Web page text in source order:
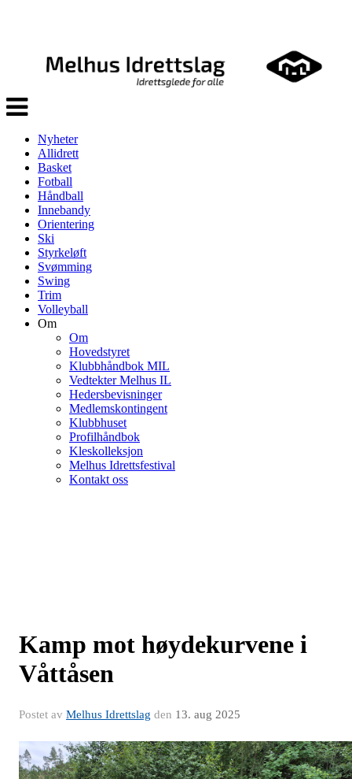
Veksle
navigasjon
Nyheter
Allidrett
Basket
Fotball
Håndball
Innebandy
Orientering
Ski
Styrkeløft
Svømming
Swing
Trim
Volleyball
Om
Om
Hovedstyret
Klubbhåndbok MIL
Vedtekter Melhus IL
Hedersbevisninger
Medlemskontingent
Klubbhuset
Profilhåndbok
Kleskolleksjon
Melhus Idrettsfestival
Kontakt oss
Kamp mot høydekurvene i
Våttåsen
Postet av Melhus Idrettslag den 13. aug 2025